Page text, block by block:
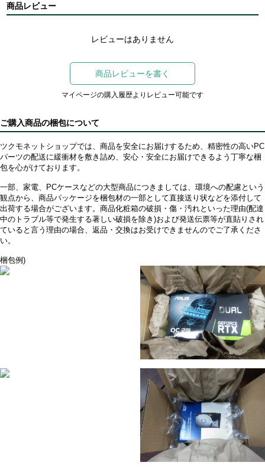
商品レビュー
レビューはありません
商品レビューを書く
マイページの購入履歴よりレビュー可能です
ご購入商品の梱包について
ツクモネットショップでは、商品を安全にお届けするため、精密性の高いPC
パーツの配送に緩衝材を敷き詰め、安心・安全にお届けできるよう丁寧な梱
包を心がけております。
一部、家電、PCケースなどの大型商品につきましては、環境への配慮という
観点から、商品パッケージを梱包材の一部として直接送り状などを添付して
出荷する場合がございます。商品化粧箱の破損・傷・汚れといった理由(配達
中のトラブル等で発生する著しい破損を除き)および発送伝票等が直貼りされ
ていると言う理由の場合、返品・交換はお受けできませんのでご了承くださ
い。
梱包例)